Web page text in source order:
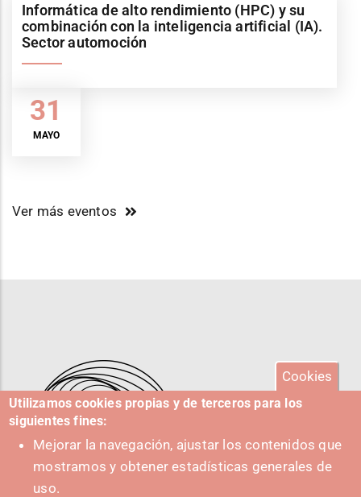
31
MAYO
Informática de alto rendimiento (HPC) y su
combinación con la inteligencia artificial (IA).
Sector automoción
Ver más eventos
Cookies
Utilizamos cookies propias y de terceros para los
siguientes fines:
Mejorar la navegación, ajustar los contenidos que
mostramos y obtener estadísticas generales de
uso.